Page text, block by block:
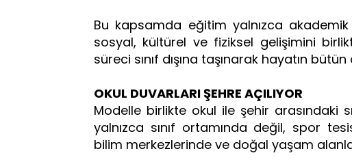
Bu kapsamda eğitim yalnızca akademik
sosyal, kültürel ve fiziksel gelişimini
süreci sınıf dışına taşınarak hayatın bütün
OKUL DUVARLARI ŞEHRE AÇILIYOR
Modelle birlikte okul ile şehir arasındaki
yalnızca sınıf ortamında değil, spor
bilim merkezlerinde ve doğal yaşam